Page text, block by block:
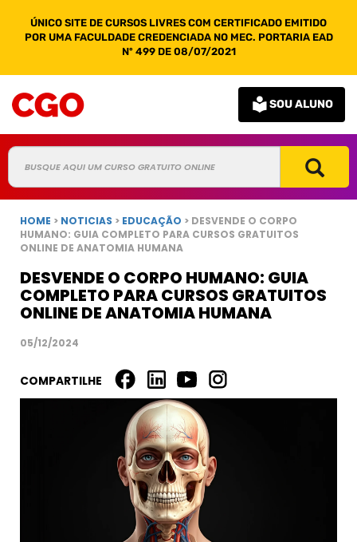
ÚNICO SITE DE CURSOS LIVRES COM CERTIFICADO EMITIDO
POR UMA FACULDADE CREDENCIADA NO MEC. PORTARIA EAD
Nº 499 DE 08/07/2021
SOU ALUNO
HOME > NOTICIAS > EDUCAÇÃO > DESVENDE O CORPO
HUMANO: GUIA COMPLETO PARA CURSOS GRATUITOS
ONLINE DE ANATOMIA HUMANA
DESVENDE O CORPO HUMANO: GUIA
COMPLETO PARA CURSOS GRATUITOS
ONLINE DE ANATOMIA HUMANA
05/12/2024
COMPARTILHE